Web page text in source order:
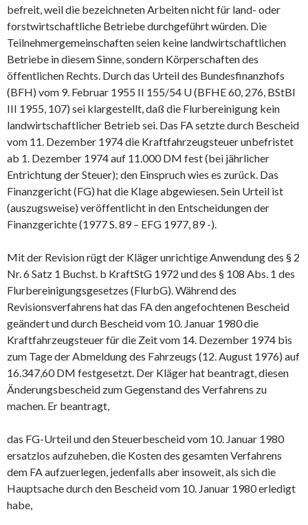
befreit, weil die bezeichneten Arbeiten nicht für land- oder
forstwirtschaftliche Betriebe durchgeführt würden. Die
Teilnehmergemeinschaften seien keine landwirtschaftlichen
Betriebe in diesem Sinne, sondern Körperschaften des
öffentlichen Rechts. Durch das Urteil des Bundesfinanzhofs
(BFH) vom 9. Februar 1955 II 155/54 U (BFHE 60, 276, BStBl
III 1955, 107) sei klargestellt, daß die Flurbereinigung kein
landwirtschaftlicher Betrieb sei. Das FA setzte durch Bescheid
vom 11. Dezember 1974 die Kraftfahrzeugsteuer unbefristet
ab 1. Dezember 1974 auf 11.000 DM fest (bei jährlicher
Entrichtung der Steuer); den Einspruch wies es zurück. Das
Finanzgericht (FG) hat die Klage abgewiesen. Sein Urteil ist
(auszugsweise) veröffentlicht in den Entscheidungen der
Finanzgerichte (1977 S. 89 – EFG 1977, 89 -).
Mit der Revision rügt der Kläger unrichtige Anwendung des § 2
Nr. 6 Satz 1 Buchst. b KraftStG 1972 und des § 108 Abs. 1 des
Flurbereinigungsgesetzes (FlurbG). Während des
Revisionsverfahrens hat das FA den angefochtenen Bescheid
geändert und durch Bescheid vom 10. Januar 1980 die
Kraftfahrzeugsteuer für die Zeit vom 14. Dezember 1974 bis
zum Tage der Abmeldung des Fahrzeugs (12. August 1976) auf
16.347,60 DM festgesetzt. Der Kläger hat beantragt, diesen
Änderungsbescheid zum Gegenstand des Verfahrens zu
machen. Er beantragt,
das FG-Urteil und den Steuerbescheid vom 10. Januar 1980
ersatzlos aufzuheben, die Kosten des gesamten Verfahrens
dem FA aufzuerlegen, jedenfalls aber insoweit, als sich die
Hauptsache durch den Bescheid vom 10. Januar 1980 erledigt
habe,